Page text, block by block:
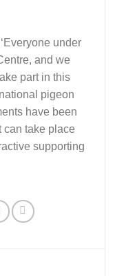
under
and we
part in this
pigeon
have been
can take place
supporting